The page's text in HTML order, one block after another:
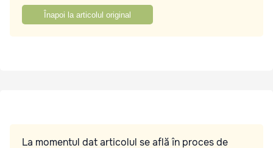
Înapoi la articolul original
La momentul dat articolul se află în proces de